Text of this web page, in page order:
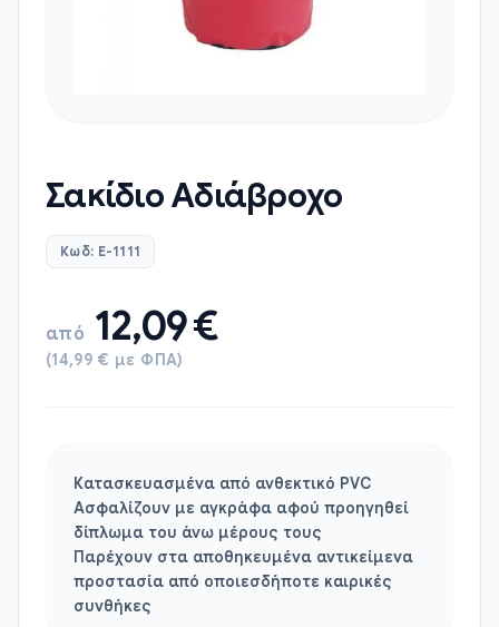
Σακίδιο Αδιάβροχο
Κωδ: E-1111
από 12,09€
(14,99 € με ΦΠΑ)
Κατασκευασμένα από ανθεκτικό PVC
Ασφαλίζουν με αγκράφα αφού προηγηθεί
δίπλωμα του άνω μέρους τους
Παρέχουν στα αποθηκευμένα αντικείμενα
προστασία από οποιεσδήποτε καιρικές
συνθήκες